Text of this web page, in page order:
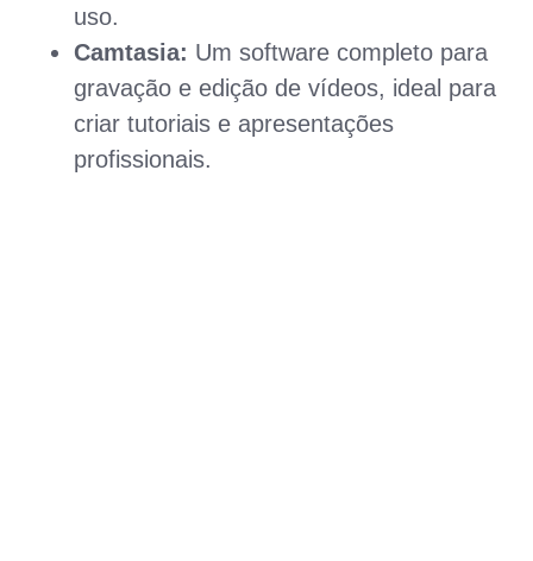
uso.
Camtasia: Um software completo para
gravação e edição de vídeos, ideal para
criar tutoriais e apresentações
profissionais.